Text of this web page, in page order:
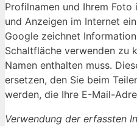
Profilnamen und Ihrem
und Anzeigen im Internet
Google zeichnet
Schaltfläche verwenden zu
Namen enthalten muss.
ersetzen, den Sie beim
werden, die Ihre E-Mail-
Verwendung der erfassten